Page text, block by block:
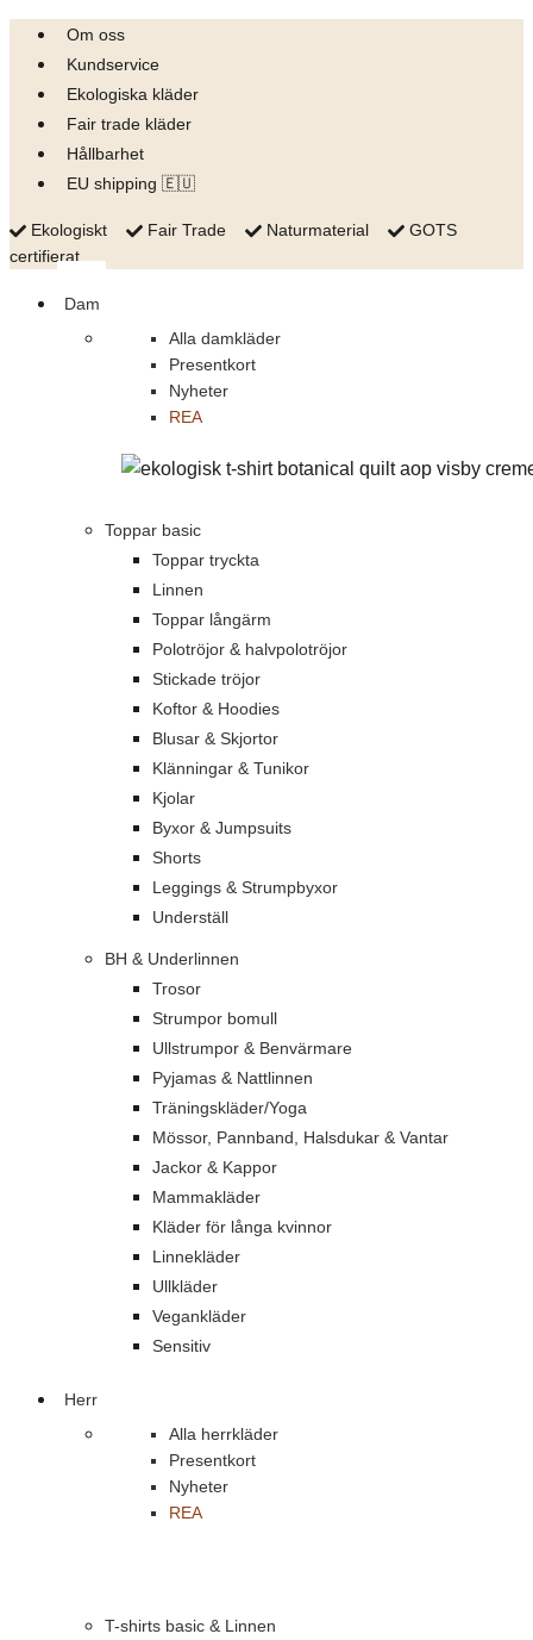
Skip
content
Om oss
Kundservice
Ekologiska kläder
Fair trade kläder
Hållbarhet
EU shipping 🇪🇺
Ekologiskt Fair Trade Naturmaterial
GOTS
certifierat
Dam
Alla damkläder
Presentkort
Nyheter
REA
Toppar basic
Toppar tryckta
Linnen
Toppar långärm
Polotröjor & halvpolotröjor
Stickade tröjor
Koftor & Hoodies
Blusar & Skjortor
Klänningar & Tunikor
Kjolar
Byxor & Jumpsuits
Shorts
Leggings & Strumpbyxor
Underställ
BH & Underlinnen
Trosor
Strumpor bomull
Ullstrumpor & Benvärmare
Pyjamas & Nattlinnen
Träningskläder/Yoga
Mössor, Pannband, Halsdukar & Vantar
Jackor & Kappor
Mammakläder
Kläder för långa kvinnor
Linnekläder
Ullkläder
Vegankläder
Sensitiv
Herr
Alla herrkläder
Presentkort
Nyheter
REA
T-shirts basic & Linnen